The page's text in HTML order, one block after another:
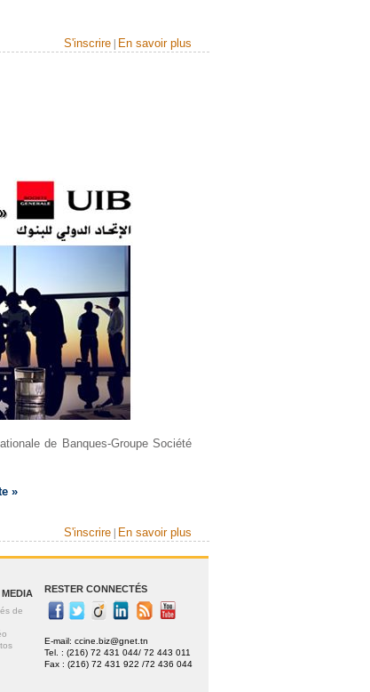
S'inscrire En savoir plus
de Banques-Groupe Société
»
S'inscrire En savoir plus
MEDIA
de
RESTER CONNECTÉS
E-mail: ccine.biz@gnet.tn
Tel. : (216) 72 431 044/ 72 443 011
Fax : (216) 72 431 922 /72 436 044